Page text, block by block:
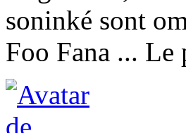
soninké sont
Foo Fana ... Le